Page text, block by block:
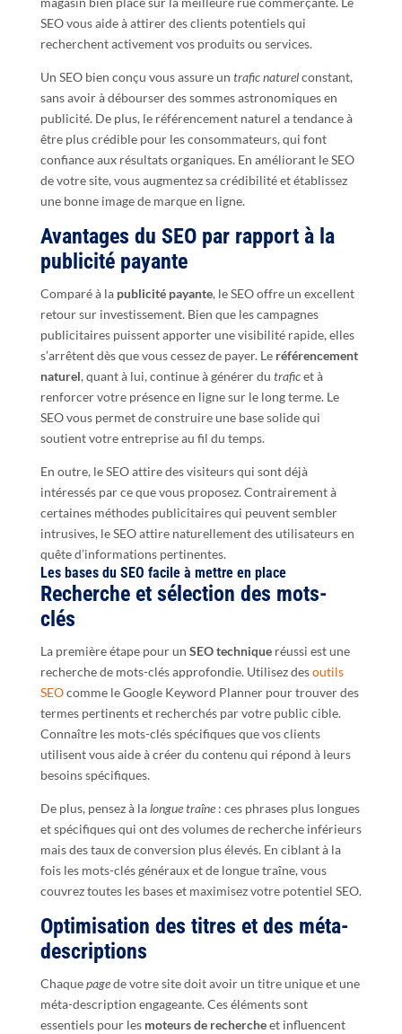
SEO vous aide à attirer des clients potentiels qui
recherchent activement vos produits ou services.
Un SEO bien conçu vous assure un trafic naturelconstant,
sans avoir à débourser des sommes astronomiques en
publicité. De plus, le référencement naturel a tendance à
être plus crédible pour les consommateurs, qui font
confiance aux résultats organiques. En améliorant le SEO
de votre site, vous augmentez sa crédibilité et établissez
une bonne image de marque en ligne.
Avantages du SEO par rapport à la
publicité payante
Comparé à la publicité payante, le SEO offre un excellent
retour sur investissement. Bien que les campagnes
publicitaires puissent apporter une visibilité rapide, elles
s’arrêtent dès que vous cessez de payer. Le référencement
naturel, quant à lui, continue à générer du traficet à
renforcer votre présence en ligne sur le long terme. Le
SEO vous permet de construire une base solide qui
soutient votre entreprise au fil du temps.
En outre, le SEO attire des visiteurs qui sont déjà
intéressés par ce que vous proposez. Contrairement à
certaines méthodes publicitaires qui peuvent sembler
intrusives, le SEO attire naturellement des utilisateurs en
quête d’informations pertinentes.
Les bases du SEO facile à mettre en place
Recherche et sélection des mots-
clés
La première étape pour un SEO techniqueréussi est une
recherche de mots-clés approfondie. Utilisez desoutils
SEOcomme le Google Keyword Planner pour trouver des
termes pertinents et recherchés par votre public cible.
Connaître les mots-clés spécifiques que vos clients
utilisent vous aide à créer du contenu qui répond à leurs
besoins spécifiques.
De plus, pensez à lalongue traîne: ces phrases plus longues
et spécifiques qui ont des volumes de recherche inférieurs
mais des taux de conversion plus élevés. En ciblant à la
fois les mots-clés généraux et de longue traîne, vous
couvrez toutes les bases et maximisez votre potentiel SEO.
Optimisation des titres et des méta-
descriptions
Chaquepagede votre site doit avoir un titre unique et une
méta-description engageante. Ces éléments sont
essentiels pour les moteurs de rechercheet influencent